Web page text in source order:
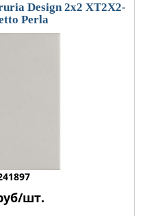
Design 2x2 XT2X2-
Perla
шт.